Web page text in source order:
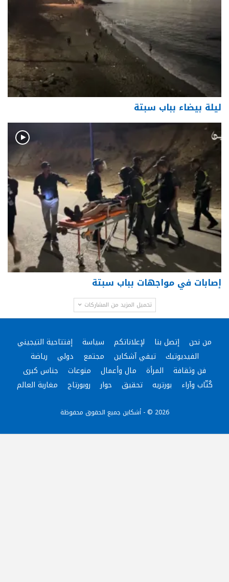
ليلة بيضاء بباب سبتة
إصابات في مواجهات بباب سبتة
تحميل المزيد من المشاركات
من نحن إتصل بنا لإعلاناتكم سياسة
إفتتاحية التيجيني
الفيديوتيك
تيفي آشكاين مجتمع دولي
رياضة
فن وثقافة
المرأة مال وأعمال منوعات
جناس كبرى
كُتّاب وآراء
بورتريه تحقيق حوار روبورتاج مغاربة العالم
2026 © - أشكاين جميع الحقوق محفوظة